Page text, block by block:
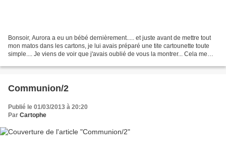
Bonsoir, Aurora a eu un bébé dernièrement..... et juste avant de mettre tout
mon matos dans les cartons, je lui avais préparé une tite cartounette toute
simple.... Je viens de voir que j'avais oublié de vous la montrer... Cela me
Communion/2
Publié le 01/03/2013 à 20:20
Par Cartophe